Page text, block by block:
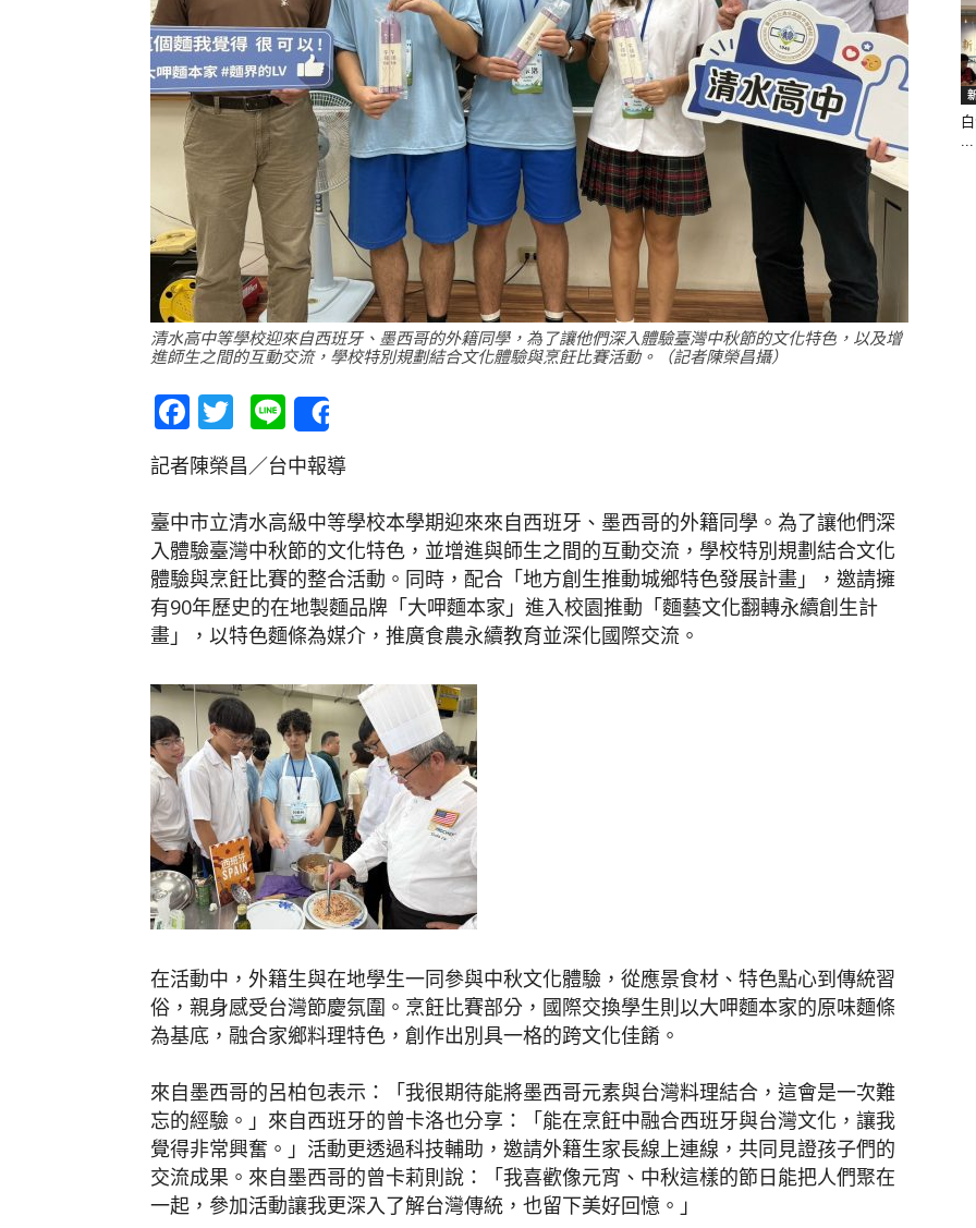
活
新
聞
清水高中等學校迎來自西班牙、墨西哥的外籍同學，為了讓他們深入體驗臺灣中秋節的文化特色，以及增
進師生之間的互動交流，學校特別規劃結合文化體驗與烹飪比賽活動。（記者陳榮昌攝）
Facebook
Twitter
Line
記者陳榮昌／台中報導
臺中市立清水高級中等學校本學期迎來來自西班牙、墨西哥的外籍同學。為了讓他們深
入體驗臺灣中秋節的文化特色，並增進與師生之間的互動交流，學校特別規劃結合文化
體驗與烹飪比賽的整合活動。同時，配合「地方創生推動城鄉特色發展計畫」，邀請擁
有90年歷史的在地製麵品牌「大呷麵本家」進入校園推動「麵藝文化翻轉永續創生計
畫」，以特色麵條為媒介，推廣食農永續教育並深化國際交流。
在活動中，外籍生與在地學生一同參與中秋文化體驗，從應景食材、特色點心到傳統習
俗，親身感受台灣節慶氛圍。烹飪比賽部分，國際交換學生則以大呷麵本家的原味麵條
為基底，融合家鄉料理特色，創作出別具一格的跨文化佳餚。
來自墨西哥的呂柏包表示：「我很期待能將墨西哥元素與台灣料理結合，這會是一次難
忘的經驗。」來自西班牙的曾卡洛也分享：「能在烹飪中融合西班牙與台灣文化，讓我
覺得非常興奮。」活動更透過科技輔助，邀請外籍生家長線上連線，共同見證孩子們的
交流成果。來自墨西哥的曾卡莉則說：「我喜歡像元宵、中秋這樣的節日能把人們聚在
一起，參加活動讓我更深入了解台灣傳統，也留下美好回憶。」
...